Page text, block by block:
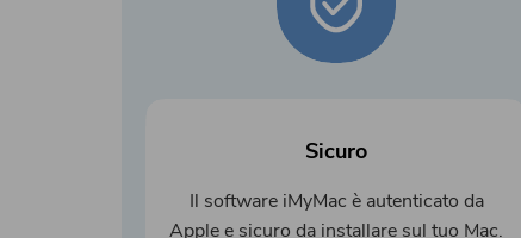
Sicuro
Il software iMyMac è autenticato da
Apple e sicuro da installare sul tuo Mac.